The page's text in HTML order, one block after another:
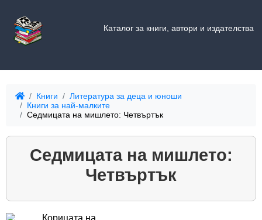
Каталог за книги, автори и издателства
Книги
Литература за деца и юноши
Книги за най-малките
Седмицата на мишлето: Четвъртък
Седмицата на мишлето:
Четвъртък